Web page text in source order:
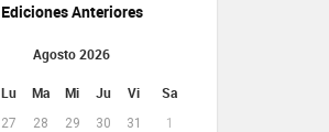
Ediciones Anteriores
Agosto 2026
Lu Ma Mi Ju Vi Sa
27 28 29 30 31
1